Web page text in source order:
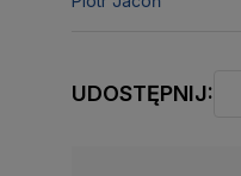
UDOSTĘPNIJ: